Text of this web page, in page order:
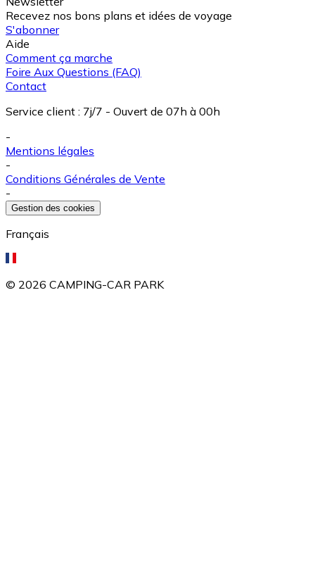
Recevez nos bons plans et idées de voyage
S'abonner
Aide
Comment ça marche
Foire Aux Questions (FAQ)
Contact
Service client : 7j/7 - Ouvert de 07h à 00h
-
Mentions légales
-
Conditions Générales de Vente
-
Gestion des cookies
Français
© 2026 CAMPING-CAR PARK